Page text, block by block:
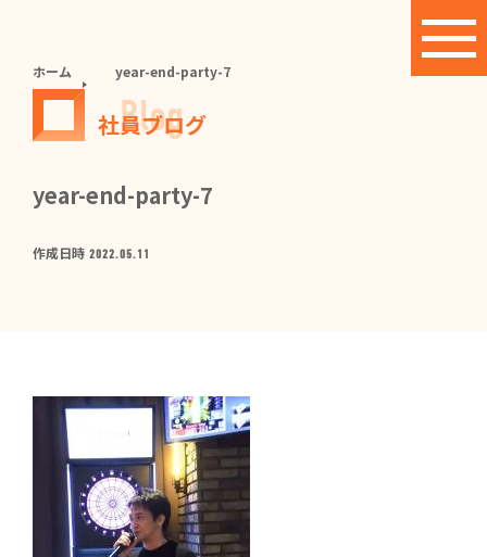
ホーム year-end-party-7
Blog
社員ブログ
year-end-party-7
作成日時 2022.05.11